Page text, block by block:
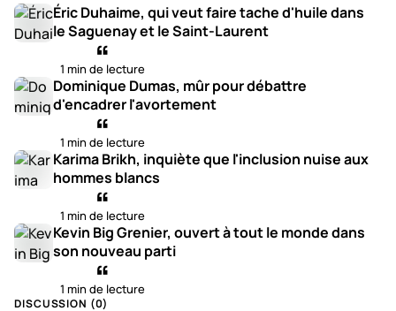
Éric Duhaime, qui veut faire tache d'huile dans
le Saguenay et le Saint-Laurent
1 min de lecture
Dominique Dumas, mûr pour débattre
d'encadrer l'avortement
1 min de lecture
Karima Brikh, inquiète que l'inclusion nuise aux
hommes blancs
1 min de lecture
Kevin Big Grenier, ouvert à tout le monde dans
son nouveau parti
1 min de lecture
DISCUSSION (0)